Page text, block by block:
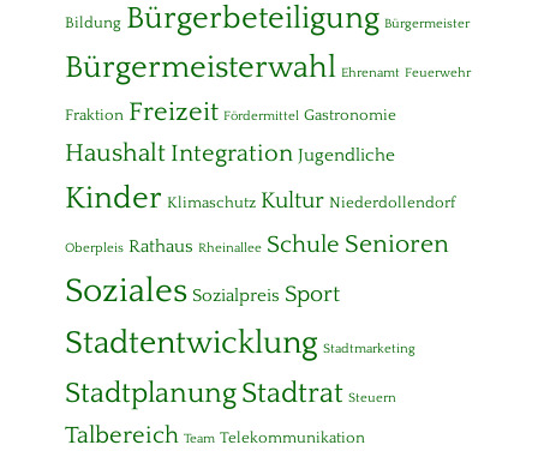
Bildung Bürgerbeteiligung Bürgermeister
Bürgermeisterwahl Ehrenamt Feuerwehr
Fraktion Freizeit Fördermittel Gastronomie
Haushalt Integration Jugendliche
Kinder Klimaschutz Kultur Niederdollendorf
Oberpleis Rathaus Rheinallee Schule Senioren
Soziales Sozialpreis Sport
Stadtentwicklung Stadtmarketing
StadtplanungStadtrat Steuern
Talbereich Team Telekommunikation